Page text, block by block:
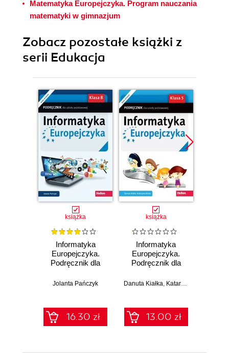
Matematyka Europejczyka. Program nauczania
matematyki w gimnazjum
Zobacz pozostałe książki z
serii Edukacja
książka
Informatyka
Europejczyka.
Podręcznik dla
podstawowej.
Jolanta Pańczyk
16.30 zł
książka
Informatyka
Europejczyka.
Podręcznik dla
podstawowej.
Danuta Kiałka Katarzyna Kiałka
13.00 zł